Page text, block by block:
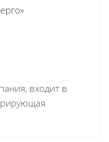
входит в